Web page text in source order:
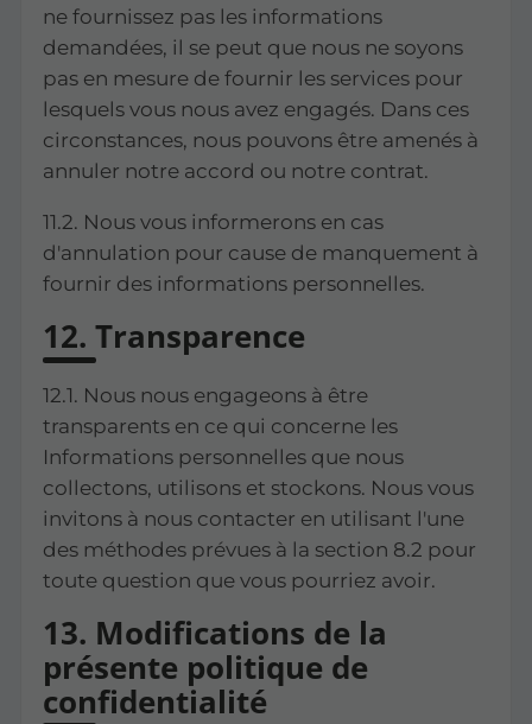
ne fournissez pas les informations
demandées, il se peut que nous ne soyons
pas en mesure de fournir les services pour
lesquels vous nous avez engagés. Dans ces
circonstances, nous pouvons être amenés à
annuler notre accord ou notre contrat.
11.2. Nous vous informerons en cas
d'annulation pour cause de manquement à
fournir des informations personnelles.
12. Transparence
12.1. Nous nous engageons à être
transparents en ce qui concerne les
Informations personnelles que nous
collectons, utilisons et stockons. Nous vous
invitons à nous contacter en utilisant l'une
des méthodes prévues à la section 8.2 pour
toute question que vous pourriez avoir.
13. Modifications de la
présente politique de
confidentialité